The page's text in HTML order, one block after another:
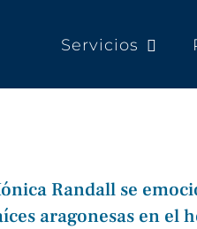
Servicios
Randall se
aragonesas en el